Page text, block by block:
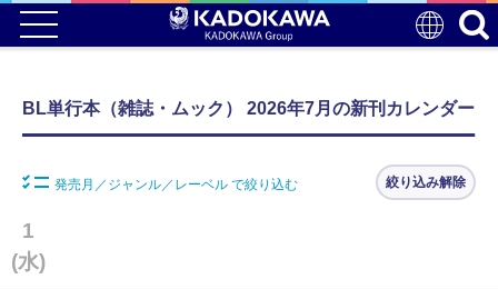
BL単行本（雑誌・ムック） 2026年7月の新刊カレンダー
発売月／ジャンル／レーベル で絞り込む 絞り込み解除
1
(水)